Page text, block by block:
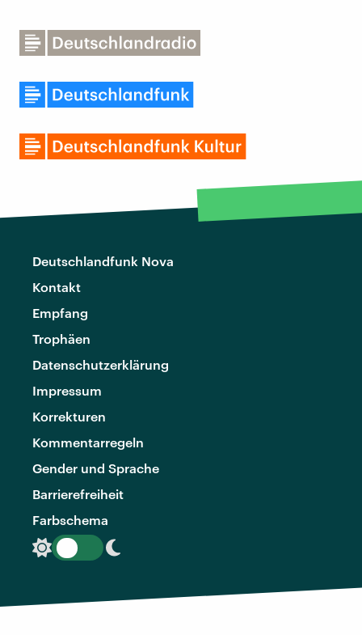
Deutschlandfunk Nova
Kontakt
Empfang
Trophäen
Datenschutzerklärung
Impressum
Korrekturen
Kommentarregeln
Gender und Sprache
Barrierefreiheit
Farbschema